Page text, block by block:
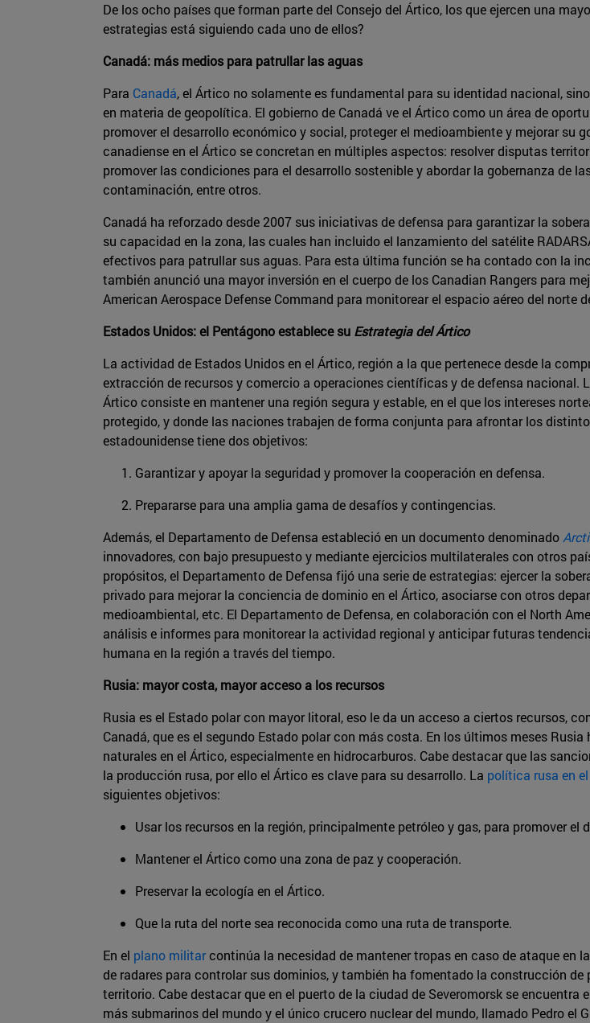
De los ocho países que forman parte del Consejo del Ártico, los que ejercen una
estrategias está siguiendo cada uno de ellos?
Canadá: más medios para patrullar las aguas
Para Canadá, el Ártico no solamente es fundamental para su identidad nacional,
en materia de geopolítica. El gobierno de Canadá ve el Ártico como un área de
promover el desarrollo económico y social, proteger el medioambiente y mejorar su
canadiense en el Ártico se concretan en múltiples aspectos: resolver disputas
promover las condiciones para el desarrollo sostenible y abordar la gobernanza de
contaminación, entre otros.
Canadá ha reforzado desde 2007 sus iniciativas de defensa para garantizar la
su capacidad en la zona, las cuales han incluido el lanzamiento del satélite
efectivos para patrullar sus aguas. Para esta última función se ha contado con la
también anunció una mayor inversión en el cuerpo de los Canadian Rangers para
American Aerospace Defense Command para monitorear el espacio aéreo del norte
Estados Unidos: el Pentágono establece su Estrategia del Ártico
La actividad de Estados Unidos en el Ártico, región a la que pertenece desde la
extracción de recursos y comercio a operaciones científicas y de defensa nacional.
Ártico consiste en mantener una región segura y estable, en el que los intereses
protegido, y donde las naciones trabajen de forma conjunta para afrontar los
estadounidense tiene dos objetivos:
Garantizar y apoyar la seguridad y promover la cooperación en defensa.
Prepararse para una amplia gama de desafíos y contingencias.
Además, el Departamento de Defensa estableció en un documento denominado
innovadores, con bajo presupuesto y mediante ejercicios multilaterales con otros
propósitos, el Departamento de Defensa fijó una serie de estrategias: ejercer la
privado para mejorar la conciencia de dominio en el Ártico, asociarse con otros
medioambiental, etc. El Departamento de Defensa, en colaboración con el North
análisis e informes para monitorear la actividad regional y anticipar futuras
humana en la región a través del tiempo.
Rusia: mayor costa, mayor acceso a los recursos
Rusia es el Estado polar con mayor litoral, eso le da un acceso a ciertos recursos,
Canadá, que es el segundo Estado polar con más costa. En los últimos meses
naturales en el Ártico, especialmente en hidrocarburos. Cabe destacar que las
la producción rusa, por ello el Ártico es clave para su desarrollo. La política rusa en
siguientes objetivos:
Usar los recursos en la región, principalmente petróleo y gas, para promover el
Mantener el Ártico como una zona de paz y cooperación.
Preservar la ecología en el Ártico.
Que la ruta del norte sea reconocida como una ruta de transporte.
En el plano militarcontinúa la necesidad de mantener tropas en caso de ataque en
de radares para controlar sus dominios, y también ha fomentado la construcción
territorio. Cabe destacar que en el puerto de la ciudad de Severomorsk se
más submarinos del mundo y el único crucero nuclear del mundo, llamado Pedro el